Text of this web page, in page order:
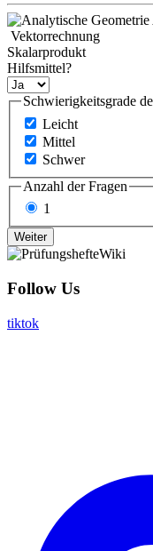
Vektorrechnung
Skalarprodukt
Hilfsmittel?
Schwierigkeitsgrade
Leicht
Mittel
Schwer
Anzahl der Fragen
1
Follow Us
tiktok